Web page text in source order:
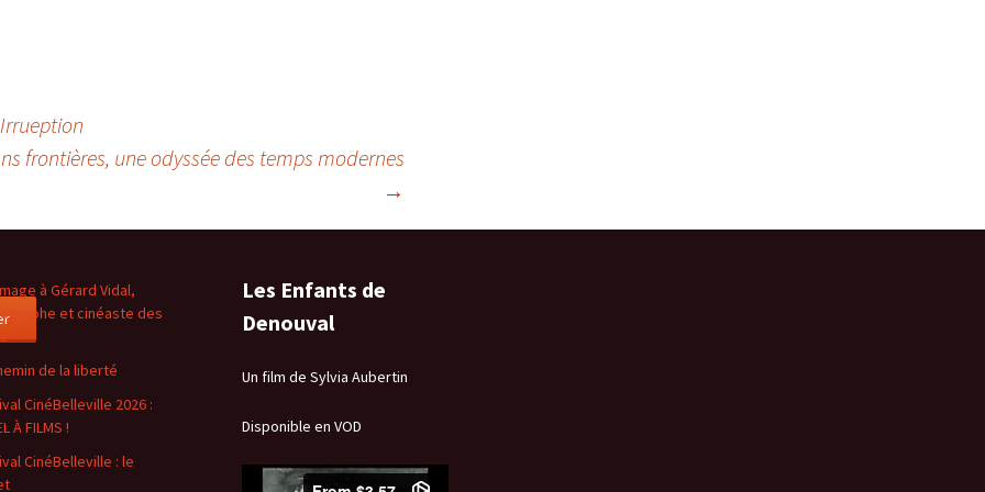
frontières, une odyssée des temps modernes
→
à Gérard Vidal,
et cinéaste des
de la liberté
CinéBelleville 2026 :
À FILMS !
CinéBelleville : le
Les Enfants de
Denouval
Un film de Sylvia Aubertin
Disponible en VOD